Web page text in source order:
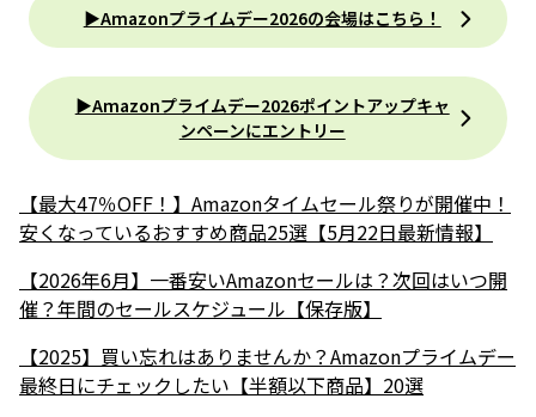
▶︎Amazonプライムデー2026の会場はこちら！
▶︎Amazonプライムデー2026ポイントアップキャ
ンペーンにエントリー
【最大47％OFF！】Amazonタイムセール祭りが開催中！
安くなっているおすすめ商品25選【5月22日最新情報】
【2026年6月】一番安いAmazonセールは？次回はいつ開
催？年間のセールスケジュール【保存版】
【2025】買い忘れはありませんか？Amazonプライムデー
最終日にチェックしたい【半額以下商品】20選